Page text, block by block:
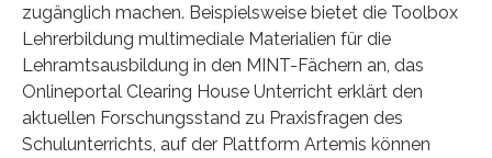
zugänglich machen. Beispielsweise bietet die Toolbox
Lehrerbildung multimediale Materialien für die
Lehramtsausbildung in den MINT-Fächern an, das
Onlineportal Clearing House Unterricht erklärt den
aktuellen Forschungsstand zu Praxisfragen des
Schulunterrichts, auf der Plattform Artemis können